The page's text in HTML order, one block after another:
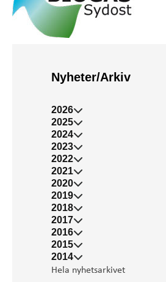
Nyheter/Arkiv
2026
2025
2024
2023
2022
2021
2020
2019
2018
2017
2016
2015
2014
Hela nyhetsarkivet